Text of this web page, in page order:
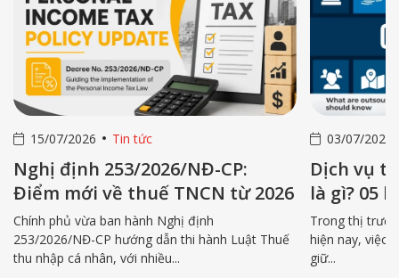
2026
Thuế
03/07/2026
Dịch vụ tuyển dụng thuê ngoài
là gì? 05 lợi ích then chốt bạn
nên biết
Trong thị trường lao động cạnh tranh gay gắt
hiện nay, việc tuyển đúng người tài trong khi vẫn
giữ...
cam